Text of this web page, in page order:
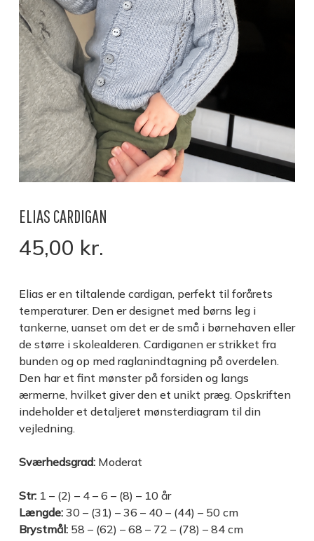
ELIAS CARDIGAN
45,00 kr.
Elias er en tiltalende cardigan, perfekt til forårets
temperaturer. Den er designet med børns leg i
tankerne, uanset om det er de små i børnehaven eller
de større i skolealderen. Cardiganen er strikket fra
bunden og op med raglanindtagning på overdelen.
Den har et fint mønster på forsiden og langs
ærmerne, hvilket giver den et unikt præg. Opskriften
indeholder et detaljeret mønsterdiagram til din
vejledning.
Sværhedsgrad:Moderat
Str:1 – (2) – 4 – 6 – (8) – 10 år
Længde:30 – (31) – 36 – 40 – (44) – 50 cm
Brystmål:58 – (62) – 68 – 72 – (78) – 84 cm